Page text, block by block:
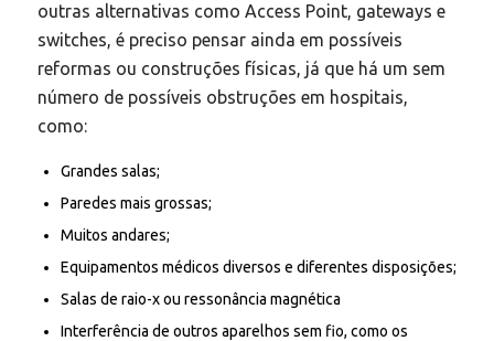
outras alternativas como Access Point, gateways e
switches, é preciso pensar ainda em possíveis
reformas ou construções físicas, já que há um sem
número de possíveis obstruções em hospitais,
como:
Grandes salas;
Paredes mais grossas;
Muitos andares;
Equipamentos médicos diversos e diferentes disposições;
Salas de raio-x ou ressonância magnética
Interferência de outros aparelhos sem fio, como os